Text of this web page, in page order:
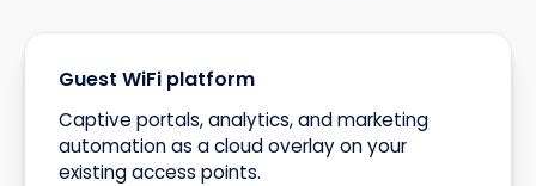
Guest WiFi platform
Captive portals, analytics, and marketing
automation as a cloud overlay on your
existing access points.